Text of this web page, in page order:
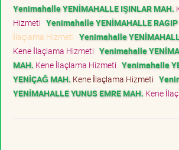
Yenimahalle YENİMAHALLE IŞINLAR MAH.
Hizmeti Yenimahalle YENİMAHALLE
İlaçlama Hizmeti Yenimahalle
Kene İlaçlama Hizmeti Yenimahalle
MAH. Kene İlaçlama Hizmeti Yenimahalle
YENİÇAĞ MAH. Kene İlaçlama Hizmeti
YENİMAHALLE YUNUS EMRE MAH. Kene